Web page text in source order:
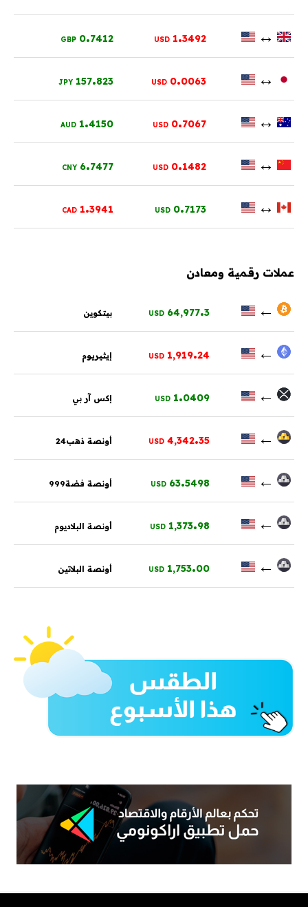
↔
1.3492
USD
0.7412
GBP
↔
0.0063
USD
157.823
JPY
↔
0.7067
USD
1.4150
AUD
↔
0.1482
USD
6.7477
CNY
↔
0.7173
USD
1.3941
CAD
عملات رقمية ومعادن
←
64,977.3
USD بيتكوين
←
1,919.24
USD إيثيريوم
←
1.0409
USD إكس آر بي
←
4,342.35
USD أونصة ذهب24
←
63.5498
USD أونصة فضة999
←
1,373.98
USD أونصة البلاديوم
←
1,753.00
USD أونصة البلاتين